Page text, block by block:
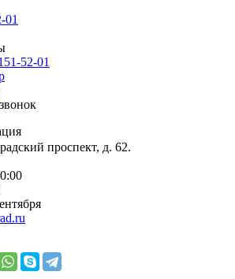
01
52-01
проспект, д. 62.